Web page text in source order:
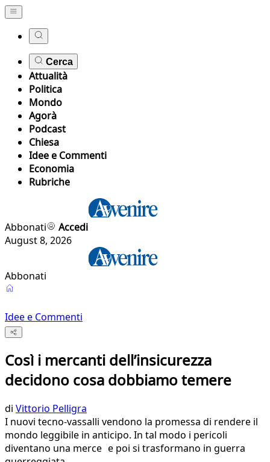
Cerca
Attualità
Politica
Mondo
Agorà
Podcast
Chiesa
Idee e Commenti
Economia
Rubriche
Abbonati
Accedi
August 8, 2026
Abbonati
Idee e Commenti
Così i mercanti dell’insicurezza
decidono cosa dobbiamo temere
di Vittorio Pelligra
I nuovi tecno-vassalli vendono la promessa di rendere il
mondo leggibile in anticipo. In tal modo i pericoli
diventano una merce e poi si trasformano in guerra